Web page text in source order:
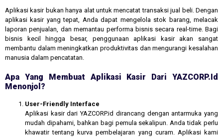
Aplikasi kasir bukan hanya alat untuk mencatat transaksi jual beli. Dengan
aplikasi kasir yang tepat, Anda dapat mengelola stok barang, melacak
laporan penjualan, dan memantau performa bisnis secara real-time. Bagi
bisnis kecil hingga besar, penggunaan aplikasi kasir akan sangat
membantu dalam meningkatkan produktivitas dan mengurangi kesalahan
manusia dalam pencatatan.
Apa Yang Membuat Aplikasi Kasir Dari YAZCORP.id
Menonjol?
User-Friendly Interface
Aplikasi kasir dari YAZCORP.id dirancang dengan antarmuka yang
mudah dipahami, bahkan bagi pemula sekalipun. Anda tidak perlu
khawatir tentang kurva pembelajaran yang curam. Aplikasi kami